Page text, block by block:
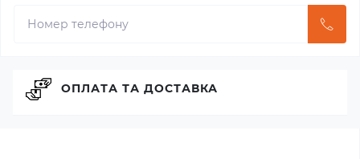
ОПЛАТА ТА ДОСТАВКА